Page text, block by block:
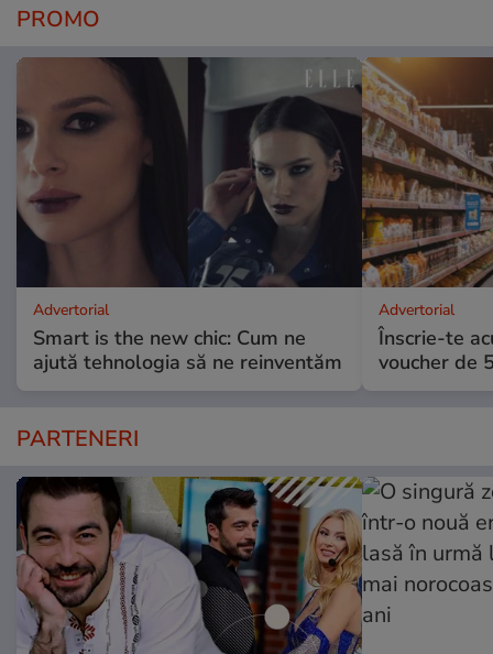
PROMO
Advertorial
Smart is the new chic: Cum ne
ajută tehnologia să ne reinventăm
Advertorial
Înscrie-te
voucher de
PARTENERI